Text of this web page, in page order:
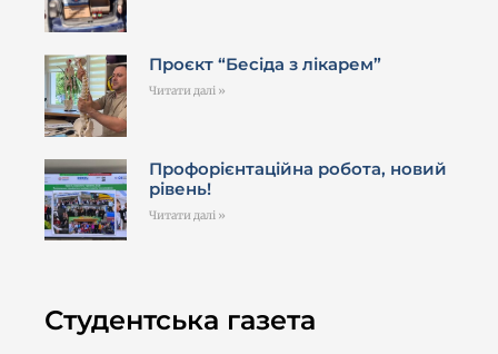
Проєкт “Бесіда з лікарем”
Читати далі »
Профорієнтаційна робота, новий
рівень!
Читати далі »
Студентська газета